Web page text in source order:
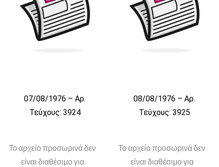
07/08/1976 – Αρ.
Τεύχους: 3924
08/08/1976 – Αρ.
Τεύχους: 3925
Το αρχείο προσωρινά δεν
είναι διαθέσιμο για
Το αρχείο προσωρινά δεν
είναι διαθέσιμο για